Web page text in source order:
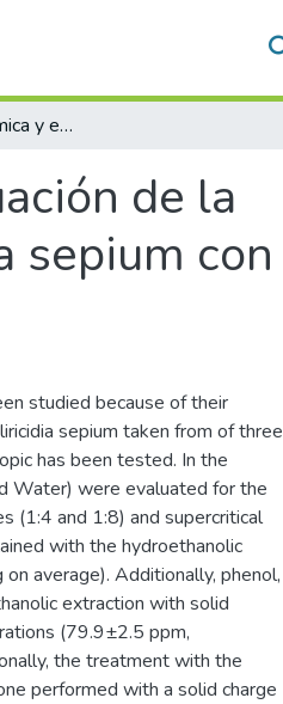
Caracterización química y evaluación de la actividad biológica de extractos de Gliricidia sepium con variación latitudinal
de la
sepium con
studied because of their
sepium taken from of three
has been tested. In the
Water) were evaluated for the
(1:4 and 1:8) and supercritical
with the hydroethanolic
average). Additionally, phenol,
extraction with solid
(79.9±2.5 ppm,
the treatment with the
performed with a solid charge